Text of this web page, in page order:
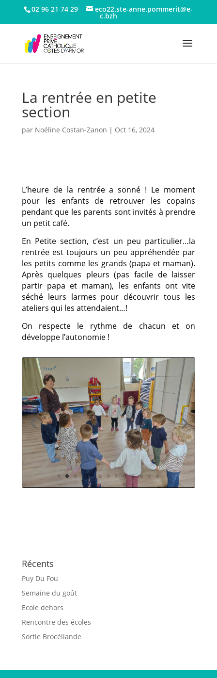
02 96 21 74 29 eco22.ste-anne.pommerit@e-
c.bzh
La rentrée en petite
section
par Noéline Costan-Zanon | Oct 16, 2024
L’heure de la rentrée a sonné ! Le moment
pour les enfants de retrouver les copains
pendant que les parents sont invités à prendre
un petit café.
En Petite section, c’est un peu particulier…la
rentrée est toujours un peu appréhendée par
les petits comme les grands (papa et maman).
Après quelques pleurs (pas facile de laisser
partir papa et maman), les enfants ont vite
séché leurs larmes pour découvrir tous les
ateliers qui les attendaient…!
On respecte le rythme de chacun et on
développe l’autonomie !
Récents
Puy Du Fou
Semaine du goût
Ecole dehors
Rencontre des écoles
Sortie Brocéliande